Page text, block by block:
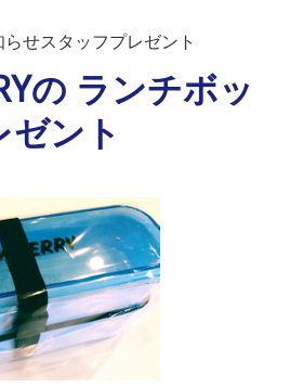
らせスタッフプレゼント
の ランチボッ
ント